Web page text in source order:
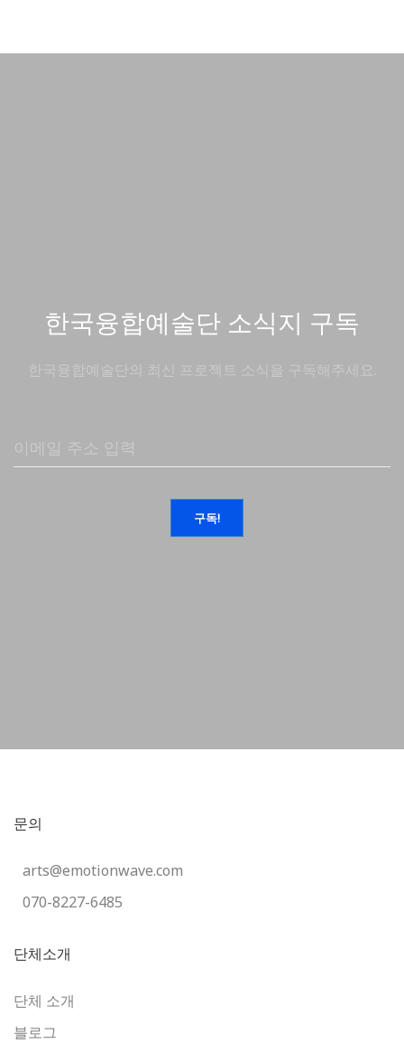
한국융합예술단 소식지 구독
한국융합예술단의 최신 프로젝트 소식을 구독해주세요.
문의
arts@emotionwave.com
070-8227-6485
단체소개
단체 소개
블로그